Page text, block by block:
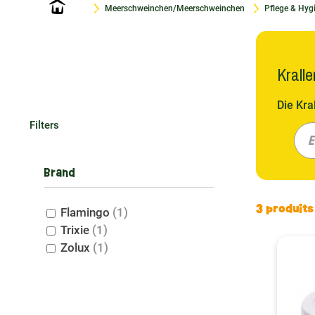
Startseite Meerschweinchen/Meerschweinchen Pflege &
Filters
Brand
Flamingo (1)
Trixie (1)
Zolux (1)
Die
zu
Trixie
Sie
Die
3 produits